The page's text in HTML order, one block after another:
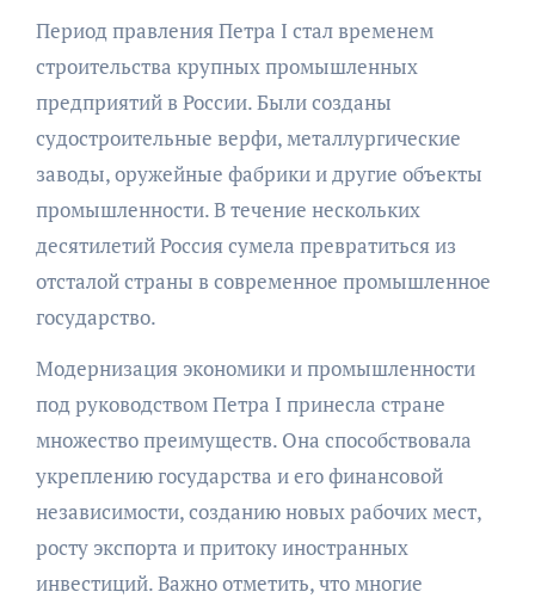
Период правления Петра I стал временем
строительства крупных промышленных
предприятий в России. Были созданы
судостроительные верфи, металлургические
заводы, оружейные фабрики и другие объекты
промышленности. В течение нескольких
десятилетий Россия сумела превратиться из
отсталой страны в современное промышленное
государство.
Модернизация экономики и промышленности
под руководством Петра I принесла стране
множество преимуществ. Она способствовала
укреплению государства и его финансовой
независимости, созданию новых рабочих мест,
росту экспорта и притоку иностранных
инвестиций. Важно отметить, что многие